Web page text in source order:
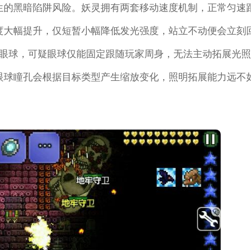
黑暗陷阱风险。妖灵拥有两套移动速度机制，正常匀速
幅提升，仅短暂小幅降低发光强度，站立不动便会立刻
，可疑眼球仅能固定跟随玩家周身，无法主动拓展光照
瞳孔会根据目标类型产生缩放变化，照明拓展能力远不